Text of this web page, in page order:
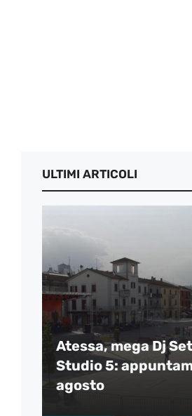
ULTIMI ARTICOLI
Atessa, mega Dj
Studio 5:
agosto